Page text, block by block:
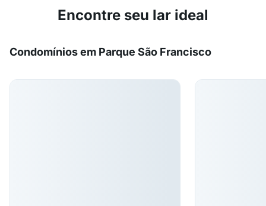
Encontre seu lar ideal
Condomínios em Parque São Francisco